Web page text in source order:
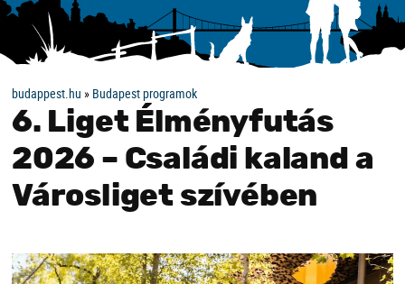
budappest.hu » Budapest programok
6. Liget Élményfutás
2026 – Családi kaland a
Városliget szívében